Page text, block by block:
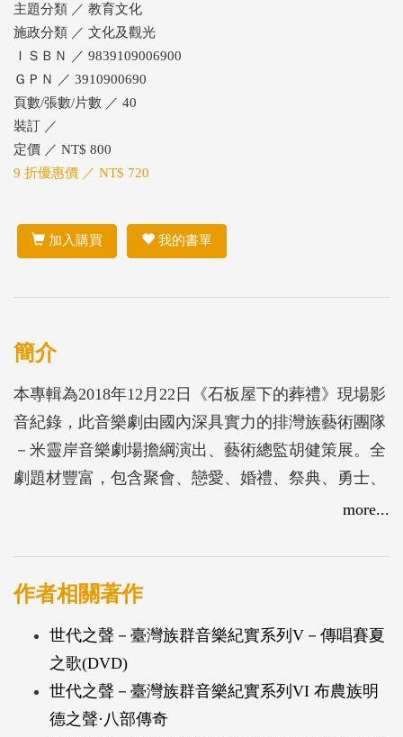
主題分類 ／ 教育文化
施政分類 ／ 文化及觀光
ＩＳＢＮ ／ 9839109006900
ＧＰＮ ／ 3910900690
頁數/張數/片數 ／ 40
裝訂 ／
定價 ／ NT$ 800
9 折優惠價 ／ NT$ 720
加入購買 我的書單
簡介
本專輯為2018年12月22日《石板屋下的葬禮》現場影
音紀錄，此音樂劇由國內深具實力的排灣族藝術團隊
－米靈岸音樂劇場擔綱演出、藝術總監胡健策展。全
劇題材豐富，包含聚會、戀愛、婚禮、祭典、勇士、
戰功、告別、追憶，並結合口述、吟唱、舞蹈、儀式
生活祭儀、生命觀念帶入現代劇場；這場葬禮並非黑
暗的死亡展演，而是排灣族對祖先、對自然、對部落
more...
作者相關著作
世代之聲－臺灣族群音樂紀實系列V－傳唱賽夏
之歌(DVD)
世代之聲－臺灣族群音樂紀實系列VI 布農族明
德之聲·八部傳奇